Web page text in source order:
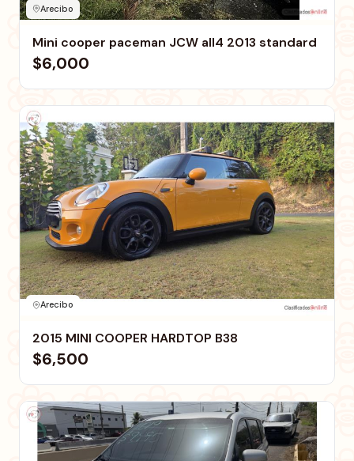
Arecibo
Mini cooper paceman JCW all4 2013 standard
$6,000
Arecibo
2015 MINI COOPER HARDTOP B38
$6,500